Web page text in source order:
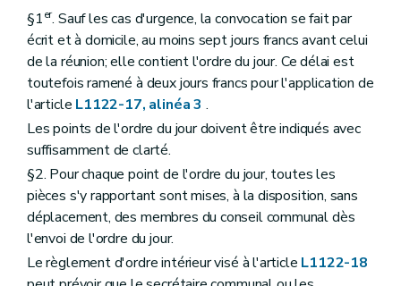
Chapitre premier Dispositions générales
Section première Délimitations
Art. L2111-1
Art. L2111-2
Section 2 Constitution
Art. L2111-3
Art. L2111-4
Section 3
Art. L2111-5
Art. L2111-6
Chapitre II Organes des agglomérations et des fédérations
Section première Dispositions générales
Art. L2112-1
Art. L2112-2
Art. L2112-3
Section 2 Le conseil
§1er. Sauf les cas d'urgence, la convocation se fait par
écrit et à domicile, au moins sept jours francs avant celui
de la réunion; elle contient l'ordre du jour. Ce délai est
toutefois ramené à deux jours francs pour l'application de
l'article L1122-17, alinéa 3 .
Les points de l'ordre du jour doivent être indiqués avec
suffisamment de clarté.
§2. Pour chaque point de l'ordre du jour, toutes les
pièces s'y rapportant sont mises, à la disposition, sans
déplacement, des membres du conseil communal dès
l'envoi de l'ordre du jour.
Le règlement d'ordre intérieur visé à l'article L1122-18